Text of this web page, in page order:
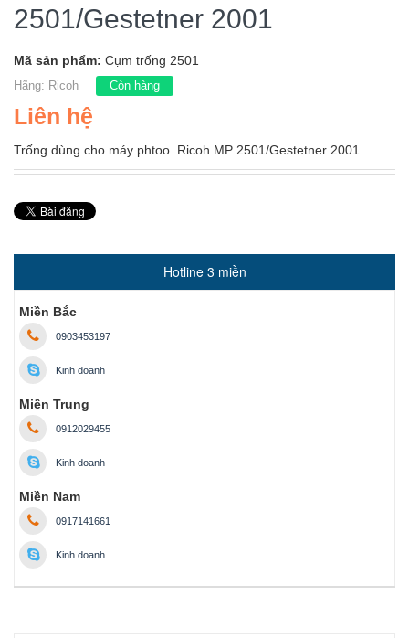
2501/Gestetner 2001
Mã sản phẩm: Cụm trống 2501
Hãng: Ricoh Còn hàng
Liên hệ
Trống dùng cho máy phtoo Ricoh MP 2501/Gestetner 2001
Hotline 3 miền
Miền Bắc
0903453197
Kinh doanh
Miền Trung
0912029455
Kinh doanh
Miền Nam
0917141661
Kinh doanh